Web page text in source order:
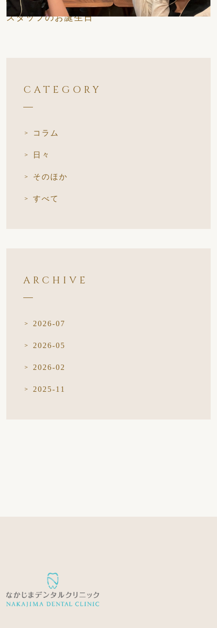
スタッフのお誕生日
CATEGORY
コラム
日々
そのほか
すべて
ARCHIVE
2026-07
2026-05
2026-02
2025-11